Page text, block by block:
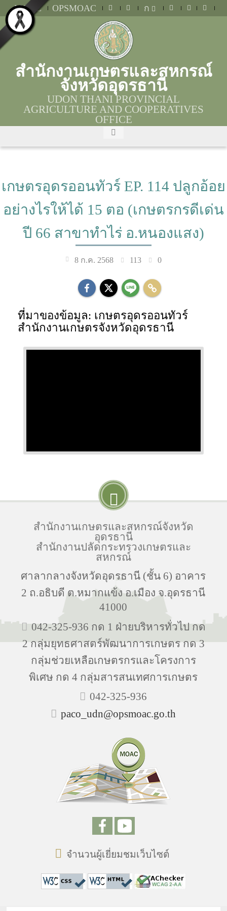
MOAC OPSMOAC ก
สำนักงานเกษตรและสหกรณ์
จังหวัดอุดรธานี
UDON THANI PROVINCIAL
AGRICULTURE AND COOPERATIVES
OFFICE
เกษตรอุดรออนทัวร์ EP. 114 ปลูกอ้อย
อย่างไรให้ได้ 15 ตอ (เกษตรกรดีเด่น
ปี 66 สาขาทำไร่ อ.หนองแสง)
8 ก.ค. 2568 113 0
ที่มาของข้อมูล: เกษตรอุดรออนทัวร์
สำนักงานเกษตรจังหวัดอุดรธานี
สำนักงานเกษตรและสหกรณ์จังหวัด
อุดรธานี
สำนักงานปลัดกระทรวงเกษตรและ
สหกรณ์
ศาลากลางจังหวัดอุดรธานี (ชั้น 6) อาคาร
2 ถ.อธิบดี ต.หมากแข้ง อ.เมือง จ.อุดรธานี
41000
042-325-936 กด 1 ฝ่ายบริหารทั่วไป กด
2 กลุ่มยุทธศาสตร์พัฒนาการเกษตร กด 3
กลุ่มช่วยเหลือเกษตรกรและโครงการ
พิเศษ กด 4 กลุ่มสารสนเทศการเกษตร
042-325-936
paco_udn@opsmoac.go.th
จำนวนผู้เยี่ยมชมเว็บไซต์